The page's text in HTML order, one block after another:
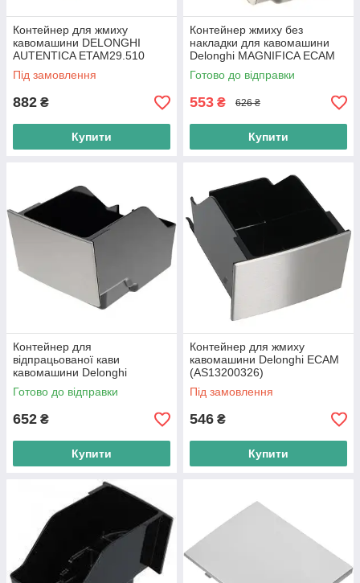
Контейнер для жмиху
кавомашини DELONGHI
AUTENTICA ETAM29.510
ETAM29.513 (7313243221)
Під замовлення
882 ₴
Купити
Контейнер жмиху без
накладки для кавомашини
Delonghi MAGNIFICA ECAM
220 (AS13200325)
Готово до відправки
553 ₴ 626 ₴
Купити
Контейнер для
відпрацьованої кави
кавомашини Delonghi
PRIMADONNA S EVO
ECAM510.55 (AS00003722)
Готово до відправки
652 ₴
Купити
Контейнер для жмиху
кавомашини Delonghi ECAM
(AS13200326)
Під замовлення
546 ₴
Купити